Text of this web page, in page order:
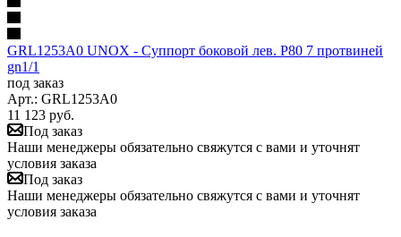
GRL1253A0 UNOX - Суппорт боковой лев. P80 7 протвиней
gn1/1
под заказ
Арт.: GRL1253A0
11 123 руб.
Под заказ
Наши менеджеры обязательно свяжутся с вами и уточнят
условия заказа
Под заказ
Наши менеджеры обязательно свяжутся с вами и уточнят
условия заказа